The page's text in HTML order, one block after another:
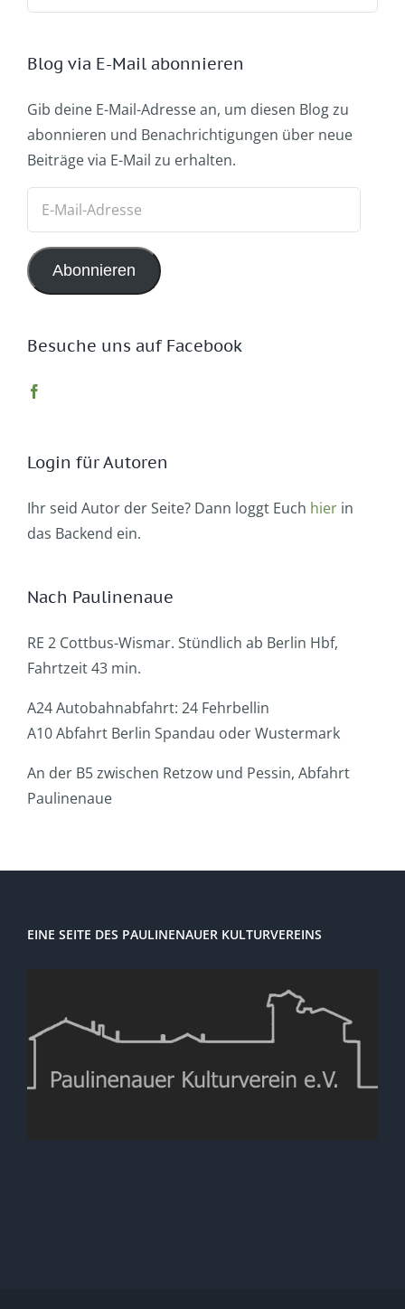
Blog via E-Mail abonnieren
Gib deine E-Mail-Adresse an, um diesen Blog zu
abonnieren und Benachrichtigungen über neue
Beiträge via E-Mail zu erhalten.
Adresse
Abonnieren
Besuche uns auf Facebook
Login für Autoren
Ihr seid Autor der Seite? Dann loggt Euch hier in
das Backend ein.
Nach Paulinenaue
RE 2 Cottbus-Wismar. Stündlich ab Berlin Hbf,
Fahrtzeit 43 min.
A24 Autobahnabfahrt: 24 Fehrbellin
A10 Abfahrt Berlin Spandau oder Wustermark
An der B5 zwischen Retzow und Pessin, Abfahrt
Paulinenaue
EINE SEITE DES PAULINENAUER KULTURVEREINS